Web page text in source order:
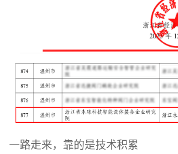
一路走来，靠的是技术积累